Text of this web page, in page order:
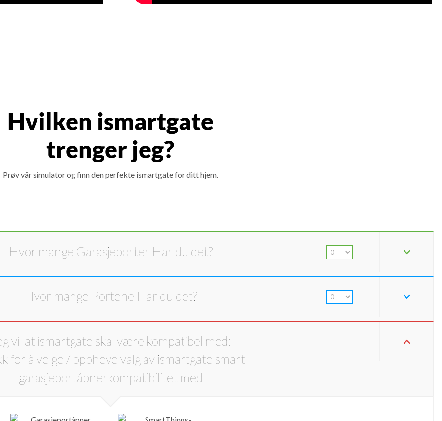
Hvilken ismartgate
trenger jeg?
Prøv vår simulator og finn den perfekte ismartgate for ditt hjem.
Hvor mange Garasjeporter Har du det?
Hvor mange Portene Har du det?
vil at ismartgate skal være kompatibel med: